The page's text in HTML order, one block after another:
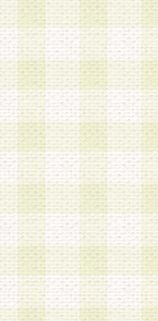
3.会員は、当
貸与、名義変
ならないもの
4.当社は、会
盗用など第三
き事由の有無
のとします。
第5条 会員の
1.当社は、会
アドレス等会
シーポリシー
は、当該個人
す。なお、こ